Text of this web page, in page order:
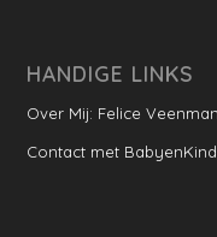
HANDIGE LINKS
Over Mij: Felice Veenman
Contact met BabyenKind